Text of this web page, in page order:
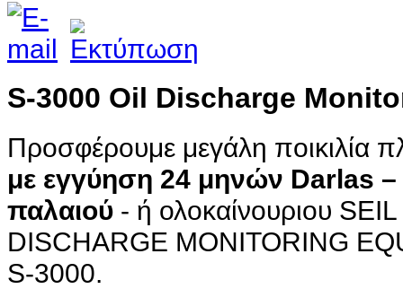
S-3000 Oil Discharge
Προσφέρουμε μεγάλη ποικιλία
με εγγύηση 24 μηνών Darlas
παλαιού - ή ολοκαίνουριου
DISCHARGE MONITORING
S-3000.